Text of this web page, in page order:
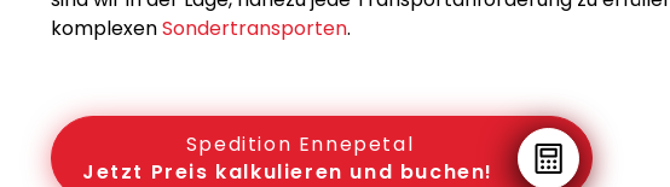
komplexenSondertransporten.
Spedition Ennepetal
Jetzt Preis kalkulieren und buchen!